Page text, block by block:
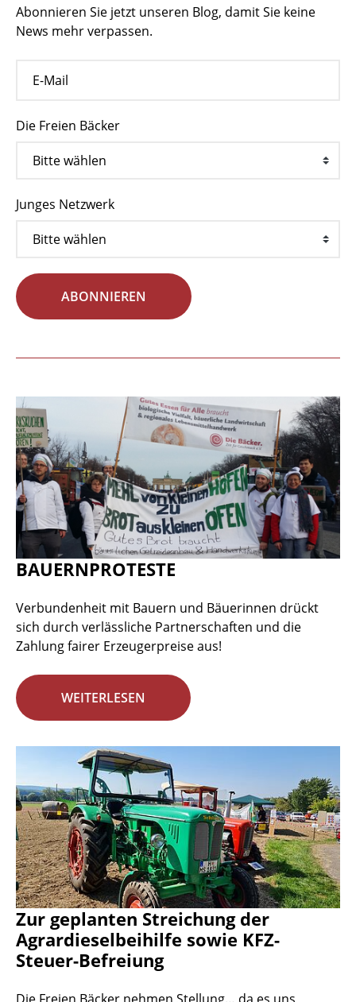
Abonnieren Sie jetzt unseren Blog, damit Sie keine
News mehr verpassen.
Die Freien Bäcker
Junges Netzwerk
ABONNIEREN
BAUERNPROTESTE
Verbundenheit mit Bauern und Bäuerinnen drückt
sich durch verlässliche Partnerschaften und die
Zahlung fairer Erzeugerpreise aus!
WEITERLESEN
Zur geplanten Streichung der
Agrardieselbeihilfe sowie KFZ-
Steuer-Befreiung